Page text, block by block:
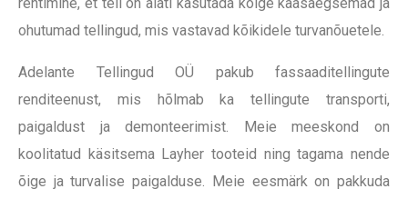
ohutumad tellingud, mis vastavad kõikidele turvanõuetele.
Adelante Tellingud OÜ pakub fassaaditellingute
renditeenust, mis hõlmab ka tellingute transporti,
paigaldust ja demonteerimist. Meie meeskond on
koolitatud käsitsema Layher tooteid ning tagama nende
õige ja turvalise paigalduse. Meie eesmärk on pakkuda